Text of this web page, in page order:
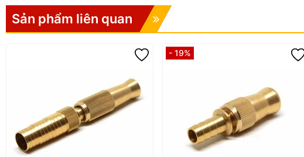
Kiểu kết nối:Đuôi nhanh – tiện dụng
Phù hợp: Đầu nối nhanh W-3200
Tưới cây cảnh, khuôn viên, vườn rau.
Rửa xe máy – ô tô.
Phun xịt làm sạch sân, sàn, tường, đồ dùng ngoài trời.
Giúp công việc chăm sóc – vệ sinh trở nên nhanh chóng, nhẹ nhàng.
Sản phẩm liên quan
- 19%